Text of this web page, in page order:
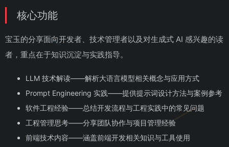
核心功能
宝玉的分享面向开发者、技术管理者以及对生成式 AI 感兴趣的读
者，重点在于知识沉淀与实践指导。
LLM 技术解读——解析大语言模型相关概念与应用方式
Prompt Engineering 实践——提供提示词设计方法与案例参考
软件工程经验——总结开发流程与工程实践中的常见问题
工程管理思考——分享团队协作与项目管理经验
前端技术内容——涵盖前端开发相关知识与工具使用